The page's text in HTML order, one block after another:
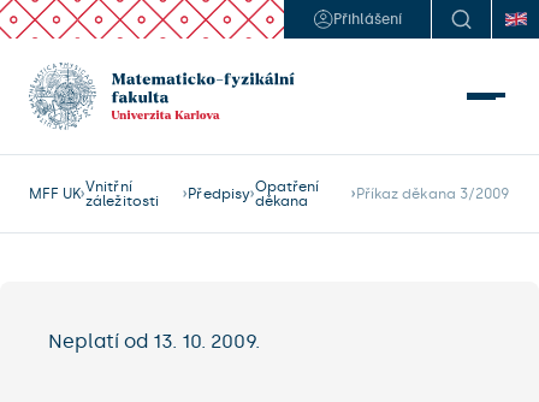
Přihlášení
MFF UK Vnitřní
záležitosti
Předpisy Opatření
děkana
Příkaz děkana 3/2009
Neplatí od 13. 10. 2009.